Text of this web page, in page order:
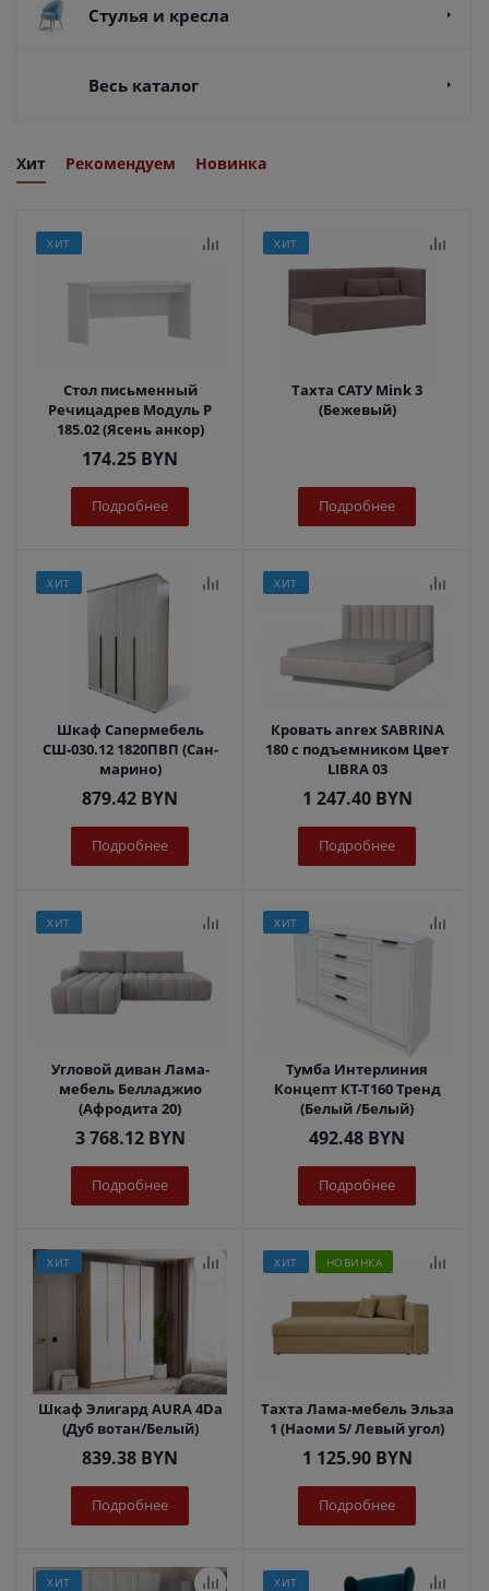
Стулья и кресла
Весь каталог
Хит Рекомендуем Новинка
ХИТ
Стол письменный
Речицадрев Модуль Р
185.02 (Ясень анкор)
174.25 BYN
Подробнее
ХИТ
Тахта САТУ Mink 3
(Бежевый)
Подробнее
ХИТ
Шкаф Сапермебель
СШ-030.12 1820ПВП (Сан-
марино)
879.42 BYN
Подробнее
ХИТ
Кровать anrex SABRINA
180 с подъемником Цвет
LIBRA 03
1 247.40BYN
Подробнее
ХИТ
Угловой диван Лама-
мебель Белладжио
(Афродита 20)
3 768.12BYN
Подробнее
ХИТ
Тумба Интерлиния
Концепт КТ-Т160 Тренд
(Белый /Белый)
492.48 BYN
Подробнее
ХИТ
Шкаф Элигард AURA 4Dа
(Дуб вотан/Белый)
839.38 BYN
Подробнее
ХИТ НОВИНКА
Тахта Лама-мебель Эльза
1 (Наоми 5/ Левый угол)
1 125.90BYN
Подробнее
ХИТ ХИТ